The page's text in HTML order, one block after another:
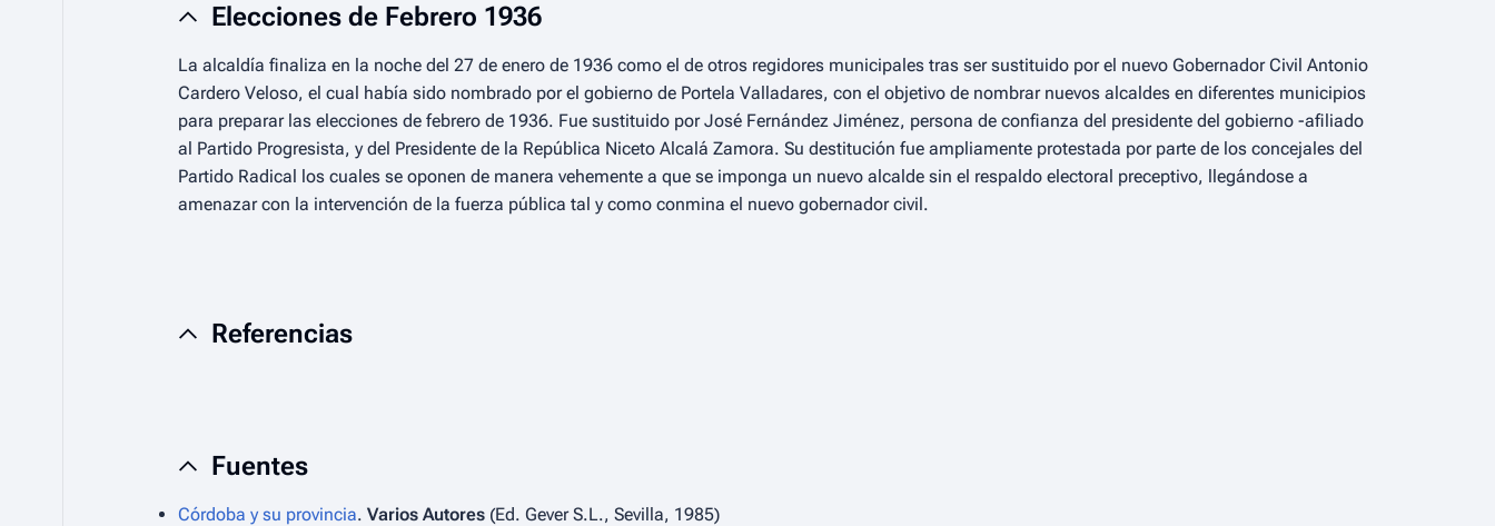
Elecciones de Febrero 1936
La alcaldía finaliza en la noche del 27 de enero de 1936 como el de otros regidores municipales tras ser sustituido por el nuevo Gobernador Civil Antonio
Cardero Veloso, el cual había sido nombrado por el gobierno de Portela Valladares, con el objetivo de nombrar nuevos alcaldes en diferentes municipios
para preparar las elecciones de febrero de 1936. Fue sustituido por José Fernández Jiménez, persona de confianza del presidente del gobierno -afiliado
al Partido Progresista, y del Presidente de la República Niceto Alcalá Zamora. Su destitución fue ampliamente protestada por parte de los concejales del
Partido Radical los cuales se oponen de manera vehemente a que se imponga un nuevo alcalde sin el respaldo electoral preceptivo, llegándose a
amenazar con la intervención de la fuerza pública tal y como conmina el nuevo gobernador civil.
Referencias
Fuentes
Córdoba y su provincia. Varios Autores (Ed. Gever S.L., Sevilla, 1985)